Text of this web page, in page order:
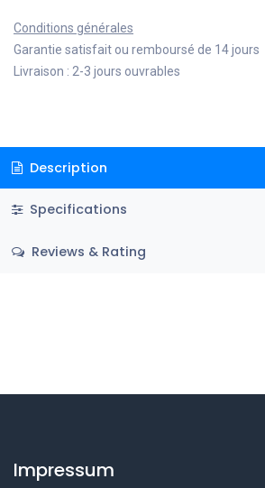
Conditions générales
Garantie satisfait ou remboursé de 14 jours
Livraison : 2-3 jours ouvrables
Description
Specifications
Reviews & Rating
Impressum